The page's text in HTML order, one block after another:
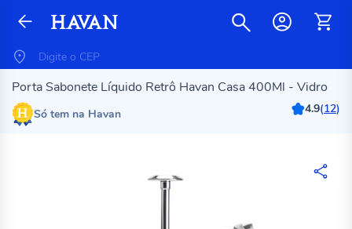
Porta Sabonete Líquido Retrô Havan Casa 400Ml - Vidro
Só tem na Havan 4.9(12)